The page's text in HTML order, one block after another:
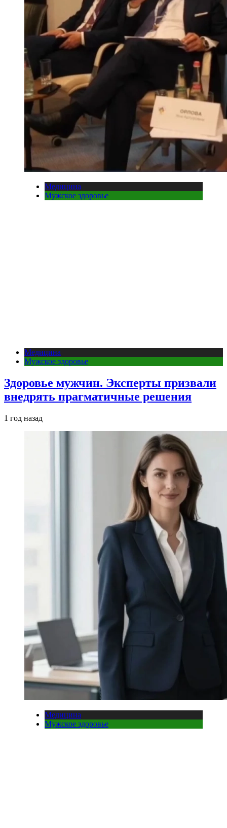
Медицина
Мужское здоровье
Медицина
Мужское здоровье
Здоровье мужчин. Эксперты призвали
внедрять прагматичные решения
1 год назад
Медицина
Мужское здоровье